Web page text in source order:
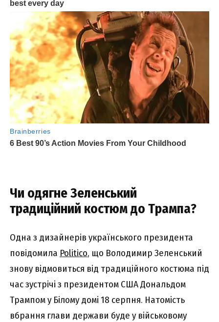
Чи одягне Зеленський
традиційний костюм до Трампа?
Одна з дизайнерів українського президента
повідомила Politico, що Володимир Зеленський
знову відмовиться від традиційного костюма під
час зустрічі з президентом США Дональдом
Трампом у Білому домі 18 серпня. Натомість
вбрання глави держави буде у військовому